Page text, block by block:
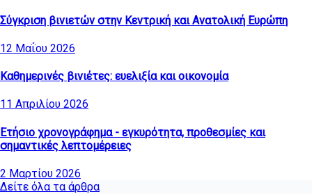
Σύγκριση βινιετών στην Κεντρική και Ανατολική Ευρώπη
12 Μαΐου 2026
Καθημερινές βινιέτες: ευελιξία και οικονομία
11 Απριλίου 2026
Ετήσιο χρονογράφημα - εγκυρότητα, προθεσμίες και
σημαντικές λεπτομέρειες
2 Μαρτίου 2026
Δείτε όλα τα άρθρα